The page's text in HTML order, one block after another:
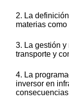
2. La
materias
3. La gestión
transporte y
4. La
inversor en